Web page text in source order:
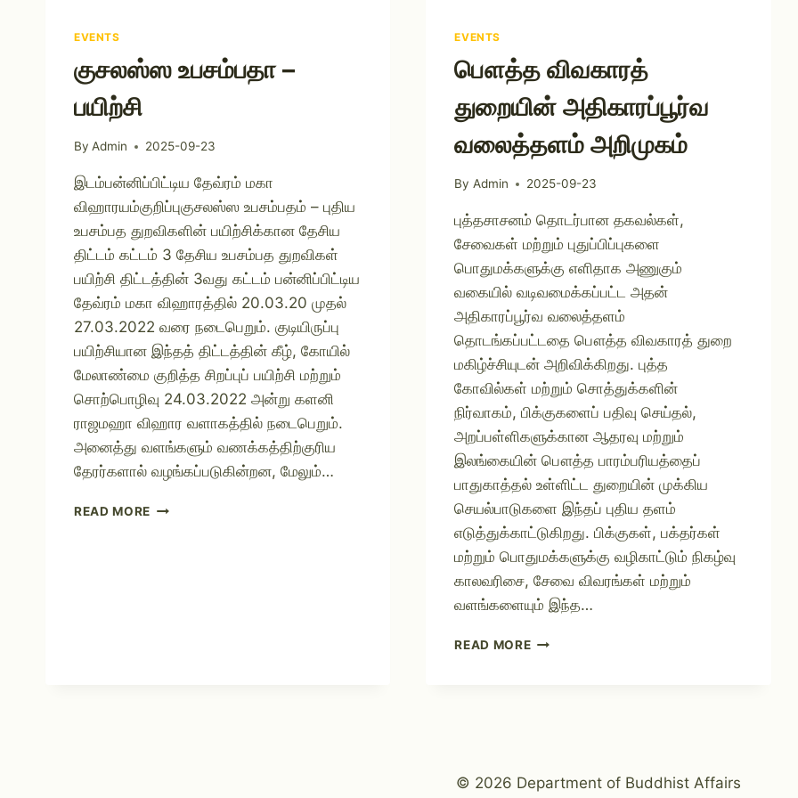
EVENTS
குசலஸ்ஸ உபசம்பதா –
பயிற்சி
By Admin 2025-09-23
இடம்பன்னிப்பிட்டிய தேவ்ரம் மகா
விஹாரயம்குறிப்புகுசலஸ்ஸ உபசம்பதம் – புதிய
உபசம்பத துறவிகளின் பயிற்சிக்கான தேசிய
திட்டம் கட்டம் 3 தேசிய உபசம்பத துறவிகள்
பயிற்சி திட்டத்தின் 3வது கட்டம் பன்னிப்பிட்டிய
தேவ்ரம் மகா விஹாரத்தில் 20.03.20 முதல்
27.03.2022 வரை நடைபெறும். குடியிருப்பு
பயிற்சியான இந்தத் திட்டத்தின் கீழ், கோயில்
மேலாண்மை குறித்த சிறப்புப் பயிற்சி மற்றும்
சொற்பொழிவு 24.03.2022 அன்று களனி
ராஜமஹா விஹார வளாகத்தில் நடைபெறும்.
அனைத்து வளங்களும் வணக்கத்திற்குரிய
தேரர்களால் வழங்கப்படுகின்றன, மேலும்…
READ MORE
EVENTS
பௌத்த விவகாரத்
துறையின் அதிகாரப்பூர்வ
வலைத்தளம் அறிமுகம்
By Admin 2025-09-23
புத்தசாசனம் தொடர்பான தகவல்கள்,
சேவைகள் மற்றும் புதுப்பிப்புகளை
பொதுமக்களுக்கு எளிதாக அணுகும்
வகையில் வடிவமைக்கப்பட்ட அதன்
அதிகாரப்பூர்வ வலைத்தளம்
தொடங்கப்பட்டதை பௌத்த விவகாரத் துறை
மகிழ்ச்சியுடன் அறிவிக்கிறது. புத்த
கோவில்கள் மற்றும் சொத்துக்களின்
நிர்வாகம், பிக்குகளைப் பதிவு செய்தல்,
அறப்பள்ளிகளுக்கான ஆதரவு மற்றும்
இலங்கையின் பௌத்த பாரம்பரியத்தைப்
பாதுகாத்தல் உள்ளிட்ட துறையின் முக்கிய
செயல்பாடுகளை இந்தப் புதிய தளம்
எடுத்துக்காட்டுகிறது. பிக்குகள், பக்தர்கள்
மற்றும் பொதுமக்களுக்கு வழிகாட்டும் நிகழ்வு
காலவரிசை, சேவை விவரங்கள் மற்றும்
வளங்களையும் இந்த…
READ MORE
© 2026 Department of Buddhist Affairs